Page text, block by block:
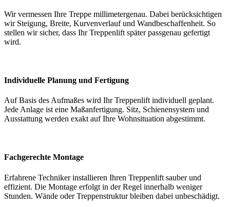
Wir vermessen Ihre Treppe millimetergenau. Dabei berücksichtigen
wir Steigung, Breite, Kurvenverlauf und Wandbeschaffenheit. So
stellen wir sicher, dass Ihr Treppenlift später passgenau gefertigt
wird.
Individuelle Planung und Fertigung
Auf Basis des Aufmaßes wird Ihr Treppenlift individuell geplant.
Jede Anlage ist eine Maßanfertigung. Sitz, Schienensystem und
Ausstattung werden exakt auf Ihre Wohnsituation abgestimmt.
Fachgerechte Montage
Erfahrene Techniker installieren Ihren Treppenlift sauber und
effizient. Die Montage erfolgt in der Regel innerhalb weniger
Stunden. Wände oder Treppenstruktur bleiben dabei unbeschädigt.